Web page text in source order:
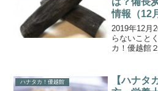
情報（12
2019年12月
らないこと
カ！優越館
てくれるの
ネ」の岡本
ハナタカ！優越館
【ハナタ